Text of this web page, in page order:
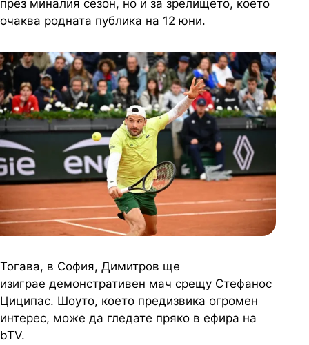
през миналия сезон, но и за зрелището, което
очаква родната публика на 12 юни.
Тогава, в София, Димитров ще
изиграе демонстративен мач срещу Стефанос
Циципас. Шоуто, което предизвика огромен
интерес, може да гледате пряко в ефира на
bTV.